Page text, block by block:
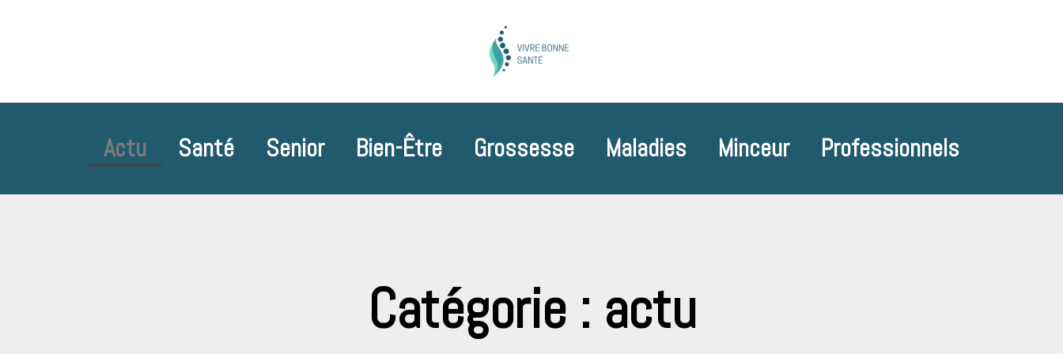
Actu Santé Senior Bien-Être Grossesse Maladies Minceur Professionnels
Catégorie : actu